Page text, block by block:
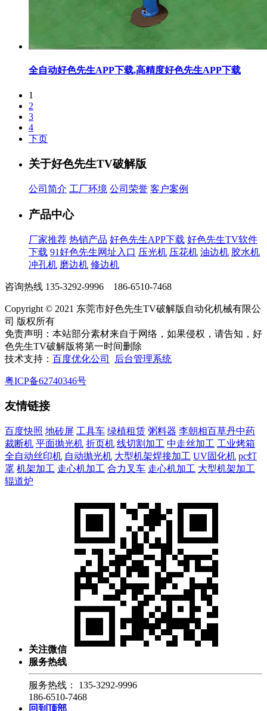
全自动好色先生APP下载,高精度好色先生APP下载
1
2
3
4
下页
关于好色先生TV破解版
公司简介 工厂环境 公司荣誉 客户案例
产品中心
厂家推荐 热销产品 好色先生APP下载 好色先生TV软件
下载 91好色先生网址入口 压光机 压花机 油边机 胶水机
冲孔机 磨边机 修边机
咨询热线 135-3292-9996 186-6510-7468
Copyright © 2021 东莞市好色先生TV破解版自动化机械有限公
司 版权所有
免责声明：本站部分素材来自于网络，如果侵权，请告知，好
色先生TV破解版将第一时间删除
技术支持： 百度优化公司 后台管理系统
粤ICP备62740346号
友情链接
百度快照 地砖屏 工具车 绿植租赁 粥料器 李朝相百草丹中药
裁断机 平面抛光机 折页机 线切割加工 中走丝加工 工业烤箱
全自动丝印机 自动抛光机 大型机架焊接加工 UV固化机 pc灯
罩 机架加工 走心机加工 合力叉车 走心机加工 大型机架加工
辊道炉
关注微信
服务热线
服务热线：
135-3292-9996
186-6510-7468
回到顶部